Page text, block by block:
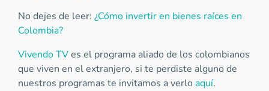
No dejes de leer: ¿Cómo invertir en bienes raíces en
Colombia?
Vivendo TVes el programa aliado de los colombianos
que viven en el extranjero, si te perdiste alguno de
nuestros programas te invitamos a verloaquí.